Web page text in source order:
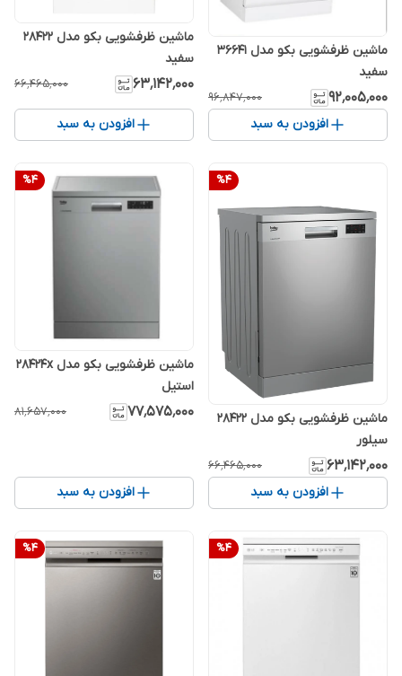
ماشین ظرفشویی بکو مدل 36641
سفید
۹۲٬۰۰۵٬۰۰۰ ۹۶٬۸۴۷٬۰۰۰
افزودن به سبد
ماشین ظرفشویی بکو مدل 28422
سفید
۶۳٬۱۴۲٬۰۰۰ ۶۶٬۴۶۵٬۰۰۰
افزودن به سبد
%4
ماشین ظرفشویی بکو مدل 28422
سیلور
۶۳٬۱۴۲٬۰۰۰ ۶۶٬۴۶۵٬۰۰۰
افزودن به سبد
%4
ماشین ظرفشویی بکو مدل 28424x
استیل
۷۷٬۵۷۵٬۰۰۰ ۸۱٬۶۵۷٬۰۰۰
افزودن به سبد
%4
%4